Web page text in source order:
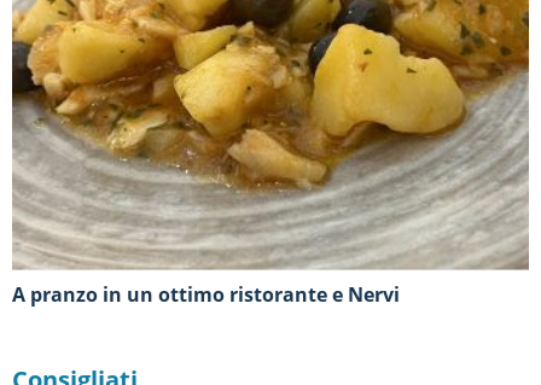
A pranzo in un ottimo ristorante e Nervi